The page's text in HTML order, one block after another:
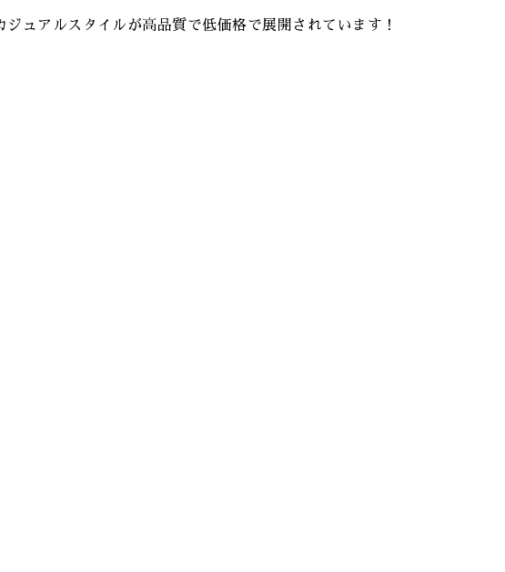
ュアルスタイルが高品質で低価格で展開されています！